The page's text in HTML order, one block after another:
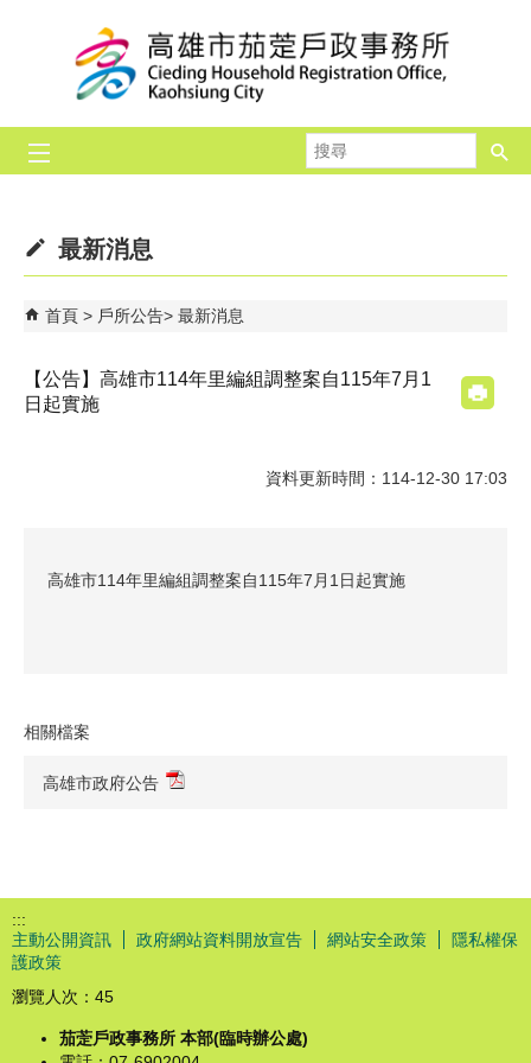
尋
最新消息
首頁 戶所公告 最新消息
【公告】高雄市114年里編組調整案自115年7月1
日起實施
資料更新時間：114-12-30 17:03
高雄市114年里編組調整案自115年7月1日起實施
相關檔案
高雄市政府公告
:::
主動公開資訊
政府網站資料開放宣告 網站安全政策
隱私權保
護政策
瀏覽人次： 45
茄萣戶政事務所 本部(臨時辦公處)